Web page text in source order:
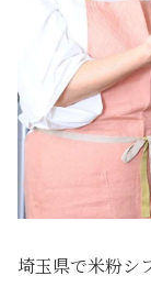
埼玉県で米粉シ